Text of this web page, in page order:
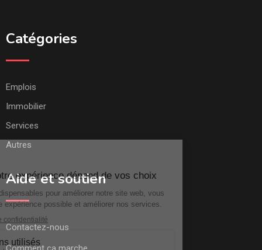
Catégories
Emplois
Immobilier
Services
Autres
Aide et soutien
Contactez-nous